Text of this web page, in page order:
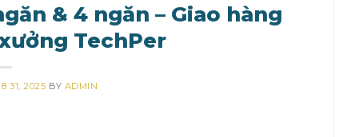
& 4 ngăn – Giao hàng
TechPer
31, 2025 BY ADMIN